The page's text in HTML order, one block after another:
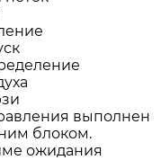
выполнен
блоком.
ожидания